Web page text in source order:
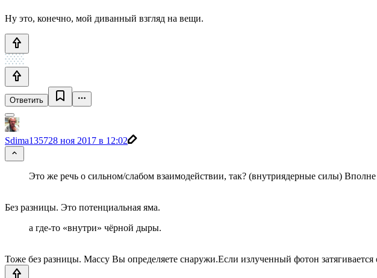
Ну это, конечно, мой диванный взгляд на вещи.
Ответить
Sdima135728 ноя 2017 в 12:02
Это же речь о сильном/слабом взаимодействии, так? (внутриядерные силы)
Без разницы. Это потенциальная яма.
а где-то «внутри» чёрной дыры.
Тоже без разницы. Массу Вы определяете снаружи.Если излученный фотон